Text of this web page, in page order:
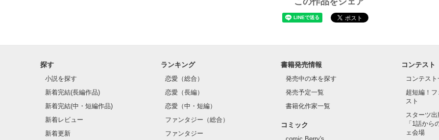
探す
小説を探す
新着完結(長編作品)
新着完結(中・短編作品)
新着レビュー
新着更新
ランキング
恋愛（総合）
恋愛（長編）
恋愛（中・短編）
ファンタジー（総合）
ファンタジー
書籍発売情報
発売中の本を探す
発売予定一覧
書籍化作家一覧
コミック
コンテスト
コンテスト
超短編！
スト
スターツ
「1話から
ェ会場